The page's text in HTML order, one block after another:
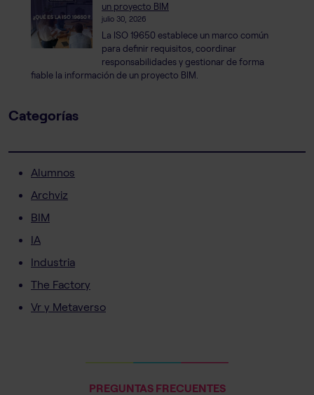
un proyecto BIM
julio 30, 2026
La ISO 19650 establece un marco común
para definir requisitos, coordinar
responsabilidades y gestionar de forma
fiable la información de un proyecto BIM.
Categorías
Alumnos
Archviz
BIM
IA
Industria
The Factory
Vr y Metaverso
PREGUNTAS FRECUENTES